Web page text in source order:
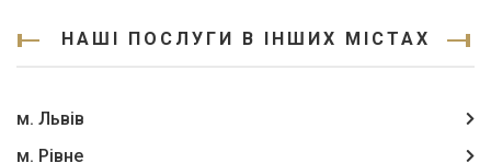
НАШІ ПОСЛУГИ В ІНШИХ МІСТАХ
м. Львів
м. Рівне